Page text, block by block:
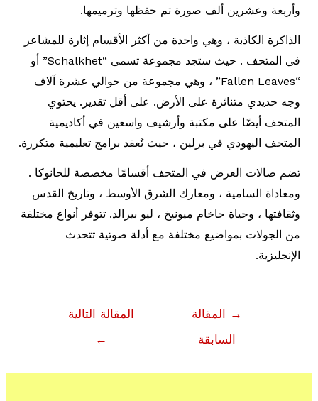
وأربعة وعشرين ألف صورة تم حفظها وترميمها.
الذاكرة الكاذبة ، وهي واحدة من أكثر الأقسام إثارة للمشاعر
في المتحف . حيث ستجد مجموعة تسمى “Schalkhet” أو
“Fallen Leaves” ، وهي مجموعة من حوالي عشرة آلاف
وجه حديدي متناثرة على الأرض. على أقل تقدير. يحتوي
المتحف أيضًا على مكتبة وأرشيف واسعين في أكاديمية
المتحف اليهودي في برلين ، حيث تُعقد برامج تعليمية متكررة.
تضم صالات العرض في المتحف أقسامًا مخصصة للحانوكا .
ومعاداة السامية ، ومعارك الشرق الأوسط ، وتاريخ القدس
وثقافتها ، وحياة حاخام ميونيخ ، ليو بيرالد. تتوفر أنواع مختلفة
من الجولات بمواضيع مختلفة مع أدلة صوتية تتحدث
الإنجليزية.
→
المقالة
السابقة
المقالة التالية
←